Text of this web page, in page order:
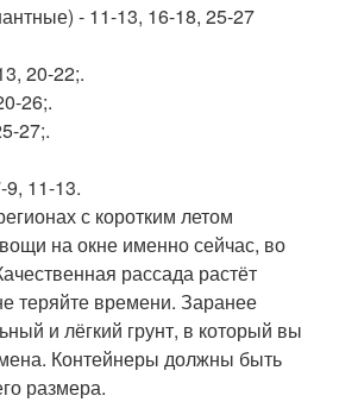
- 11-13, 16-18, 25-27
20-22;.
26;.
27;.
9, 11-13.
с коротким летом
на окне именно сейчас, во
рассада растёт
теряйте времени. Заранее
и лёгкий грунт, в который вы
Контейнеры должны быть
размера.